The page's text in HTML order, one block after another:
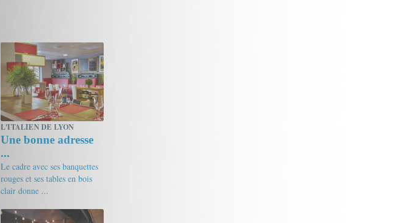
L'ITALIEN DE LYON
Une bonne adresse
...
Le cadre avec ses banquettes
rouges et ses tables en bois
clair donne ...